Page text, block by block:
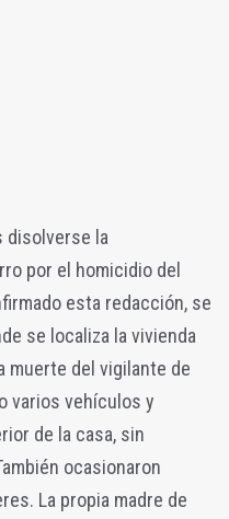
disolverse la
por el homicidio del
esta redacción, se
se localiza la vivienda
muerte del vigilante de
varios vehículos y
de la casa, sin
ocasionaron
La propia madre de